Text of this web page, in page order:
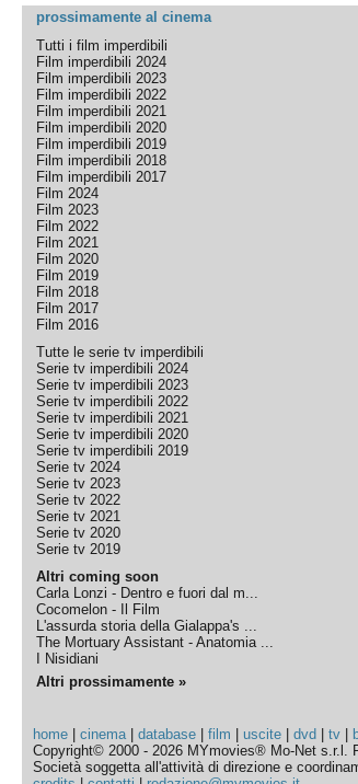
prossimamente al cinema
Tutti i film imperdibili
Film imperdibili 2024
Film imperdibili 2023
Film imperdibili 2022
Film imperdibili 2021
Film imperdibili 2020
Film imperdibili 2019
Film imperdibili 2018
Film imperdibili 2017
Film 2024
Film 2023
Film 2022
Film 2021
Film 2020
Film 2019
Film 2018
Film 2017
Film 2016
Tutte le serie tv imperdibili
Serie tv imperdibili 2024
Serie tv imperdibili 2023
Serie tv imperdibili 2022
Serie tv imperdibili 2021
Serie tv imperdibili 2020
Serie tv imperdibili 2019
Serie tv 2024
Serie tv 2023
Serie tv 2022
Serie tv 2021
Serie tv 2020
Serie tv 2019
Altri coming soon
Carla Lonzi - Dentro e fuori dal m...
Cocomelon - Il Film
L'assurda storia della Gialappa's ...
The Mortuary Assistant - Anatomia ...
I Nisidiani
Altri prossimamente »
home |cinema|database |film |uscite |dvd |tv
Copyright© 2000 - 2026 MYmovies® Mo-Net s.r.l.
Società soggetta all'attività di direzione e